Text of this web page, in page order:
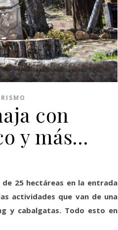
con
y más…
25 hectáreas en la entrada
actividades que van de una
y cabalgatas. Todo esto en